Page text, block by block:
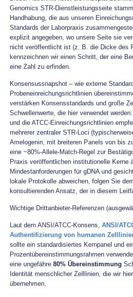
Genomics STR-Dienstleistungsseite
Handhabung, die aus unseren
Standards der Laborpraxis
explizit angegeben, wo unsere Seite sie
nicht veröffentlicht ist (z. B. die Dicke des
kennzeichnen wir einen Schritt, der eine
eine Zahl zu erfinden.
Konsensussnapshot – wie externe
Probeneinreichungsrichtlinien
verstärken Konsensstandards und große
Schwellenwerte, die hier verwendet
und die ATCC-Einreichungsrichtlinien
mehrerer zentraler STR-Loci
Amelogenin, mit breiteren Panels von bis
eine ~80%-Allele-Match-Regel zur
Praxis veröffentlichen institutionelle Kerne
Mindestanforderungen für gDNA und
lokale Protokolle abweichen, folgen Sie
konsultierenden Ansatz, der in diesem
Wichtige Drittanbieter-Referenzen
Laut dem ANSI/ATCC-Konsens, ANSI/
Authentifizierung von humanen
sollte ein standardisiertes Kernpanel und
Prozentübereinstimmungsrahmen
eine ungefähre 80% Übereinstimmung
Identität menschlicher Zelllinien, die wir
übernehmen.